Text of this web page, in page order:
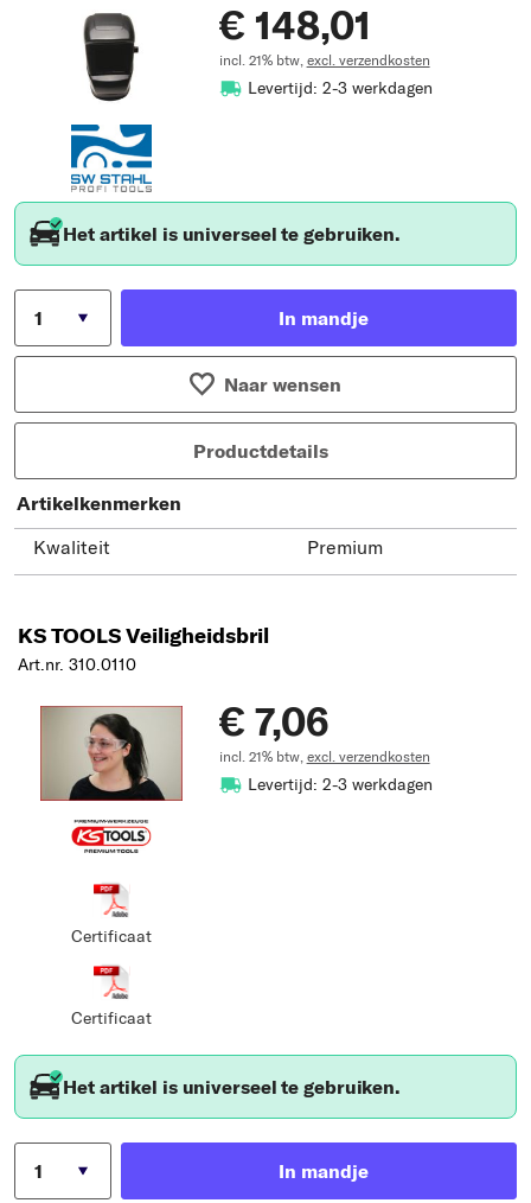
€ 148,01
incl. 21% btw, excl. verzendkosten
Levertijd: 2-3 werkdagen
Het artikel is universeel te gebruiken.
In mandje
Naar wensen
Productdetails
Artikelkenmerken
Kwaliteit
Premium
KS TOOLS Veiligheidsbril
Art.nr. 310.0110
Certificaat
Certificaat
€ 7,06
incl. 21% btw, excl. verzendkosten
Levertijd: 2-3 werkdagen
Het artikel is universeel te gebruiken.
In mandje